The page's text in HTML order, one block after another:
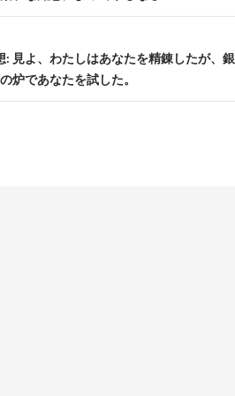
: 見よ、わたしはあなたを精錬したが、
炉であなたを試した。